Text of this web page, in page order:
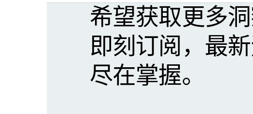
希望获取更多洞
即刻订阅，最
尽在掌握。